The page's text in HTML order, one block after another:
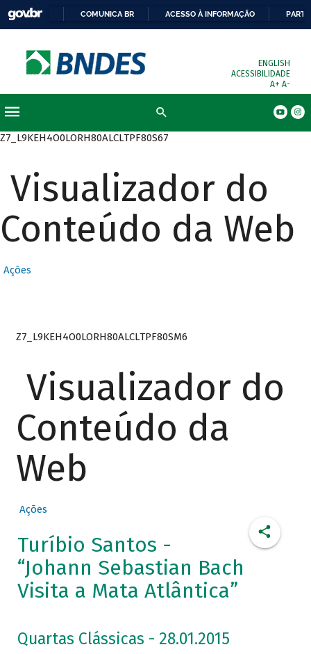
COMUNICA BR ACESSO À INFORMAÇÃO
ENGLISH
ACESSIBILIDADE
A+ A-
Z7_L9KEH4O0LORH80ALCLTPF80S67
Visualizador do
Conteúdo da Web
Ações
Z7_L9KEH4O0LORH80ALCLTPF80SM6
Visualizador do
Conteúdo da
Web
Ações
Turíbio Santos -
“Johann Sebastian Bach
Visita a Mata Atlântica”
Quartas Clássicas - 28.01.2015